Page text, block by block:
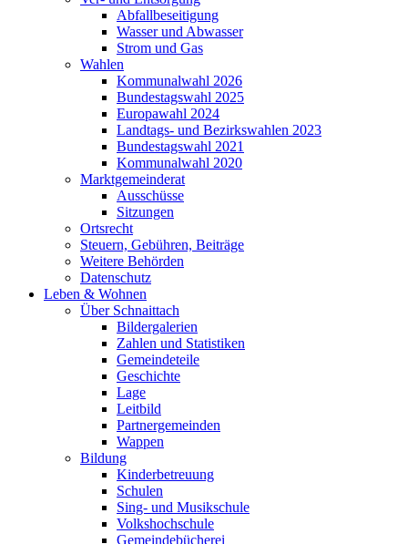
Abfallbeseitigung
Wasser und Abwasser
Strom und Gas
Wahlen
Kommunalwahl 2026
Bundestagswahl 2025
Europawahl 2024
Landtags- und Bezirkswahlen 2023
Bundestagswahl 2021
Kommunalwahl 2020
Marktgemeinderat
Ausschüsse
Sitzungen
Ortsrecht
Steuern, Gebühren, Beiträge
Weitere Behörden
Datenschutz
Leben & Wohnen
Über Schnaittach
Bildergalerien
Zahlen und Statistiken
Gemeindeteile
Geschichte
Lage
Leitbild
Partnergemeinden
Wappen
Bildung
Kinderbetreuung
Schulen
Sing- und Musikschule
Volkshochschule
Gemeindebücherei